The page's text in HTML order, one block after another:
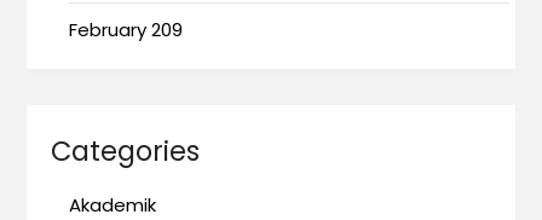
February 209
Categories
Akademik